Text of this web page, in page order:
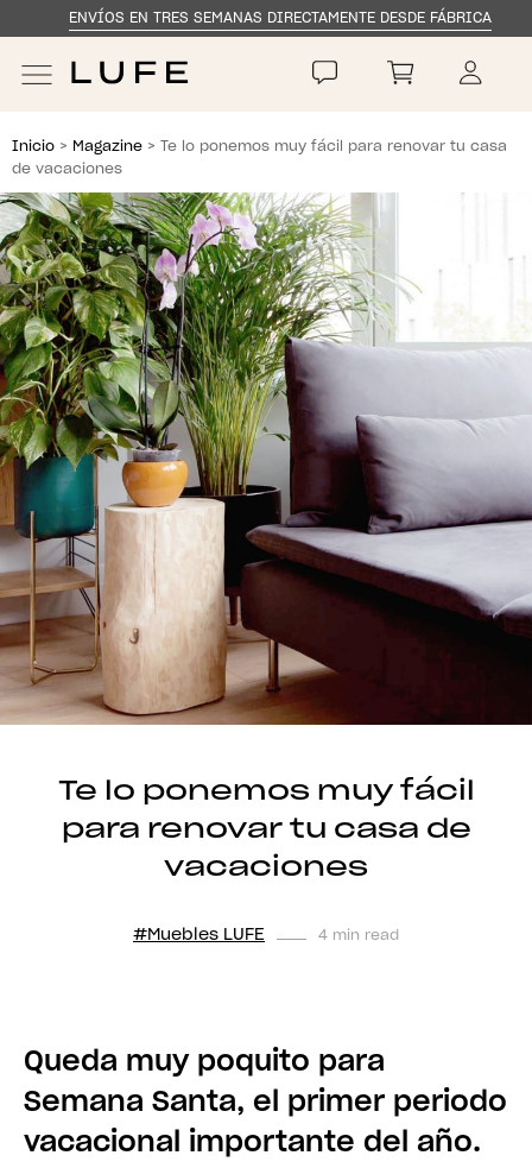
ENVÍOS EN TRES SEMANAS DIRECTAMENTE DESDE FÁBRICA
Inicio > Magazine > Te lo ponemos muy fácil para renovar tu casa
de vacaciones
Te lo ponemos muy fácil
para renovar tu casa de
vacaciones
#Muebles LUFE 4 min read
Queda muy poquito para
Semana Santa, el primer periodo
vacacional importante del año.